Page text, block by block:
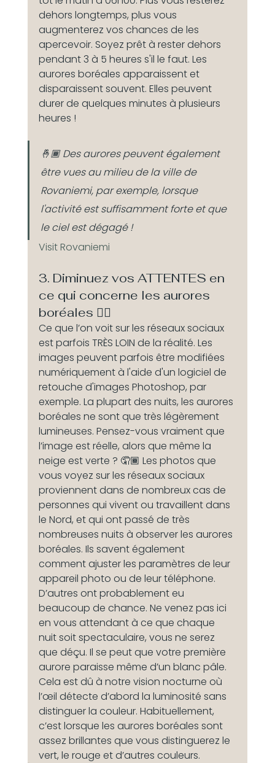
dehors longtemps, plus vous
augmenterez vos chances de les
apercevoir. Soyez prêt à rester dehors
pendant 3 à 5 heures s'il le faut. Les
aurores boréales apparaissent et
disparaissent souvent. Elles peuvent
durer de quelques minutes à plusieurs
heures !
🤞🏾 Des aurores peuvent également
être vues au milieu de la ville de
Rovaniemi, par exemple, lorsque
l'activité est suffisamment forte et que
le ciel est dégagé !
Visit Rovaniemi
3. Diminuez vos ATTENTES en
ce qui concerne les aurores
boréales 👇🏽
Ce que l’on voit sur les réseaux sociaux
est parfois TRÈS LOIN de la réalité. Les
images peuvent parfois être modifiées
numériquement à l'aide d'un logiciel de
retouche d'images Photoshop, par
exemple. La plupart des nuits, les aurores
boréales ne sont que très légèrement
lumineuses. Pensez-vous vraiment que
l’image est réelle, alors que même la
neige est verte ? 🤦🏾 Les photos que
vous voyez sur les réseaux sociaux
proviennent dans de nombreux cas de
personnes qui vivent ou travaillent dans
le Nord, et qui ont passé de très
nombreuses nuits à observer les aurores
boréales. Ils savent également
comment ajuster les paramètres de leur
appareil photo ou de leur téléphone.
D’autres ont probablement eu
beaucoup de chance. Ne venez pas ici
en vous attendant à ce que chaque
nuit soit spectaculaire, vous ne serez
que déçu. Il se peut que votre première
aurore paraisse même d’un blanc pâle.
Cela est dû à notre vision nocturne où
l’œil détecte d’abord la luminosité sans
distinguer la couleur. Habituellement,
c’est lorsque les aurores boréales sont
assez brillantes que vous distinguerez le
vert, le rouge et d’autres couleurs.